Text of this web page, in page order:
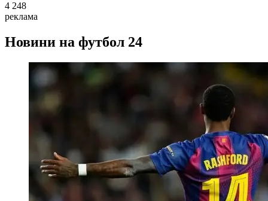
4 248
реклама
Новини на футбол 24